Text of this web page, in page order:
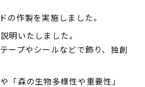
作製を実施しました。
明いたしました。
ープやシールなどで飾り、独創
「森の生物多様性や重要性」